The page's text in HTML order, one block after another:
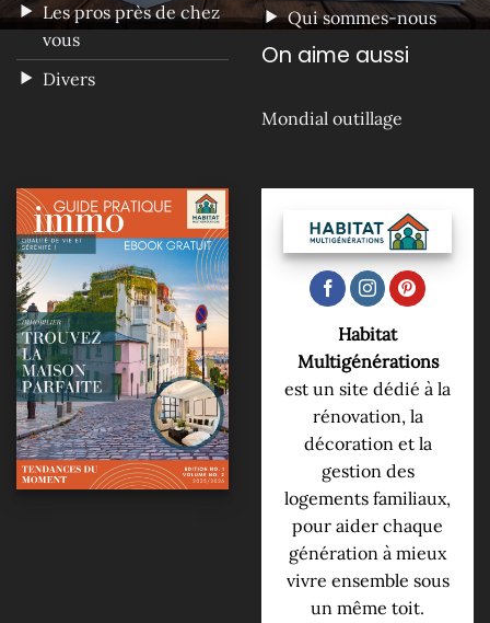
Les pros près de chez
vous
Divers
Qui sommes-nous
On aime aussi
Mondial outillage
Habitat
Multigénérations
est un site dédié à la
rénovation, la
décoration et la
gestion des
logements familiaux,
pour aider chaque
génération à mieux
vivre ensemble sous
un même toit.